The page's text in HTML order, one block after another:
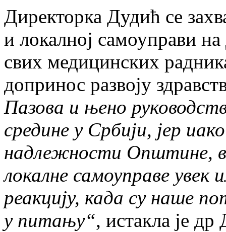
Директорка Дудић се
и локалној самоуправи
свих медицинских
допринос развоју
Пазова и њено
средине у Србији, јер
надлежности Општине,
локалне самоуправе
реакцију, када су наше
у питању“, истакла је